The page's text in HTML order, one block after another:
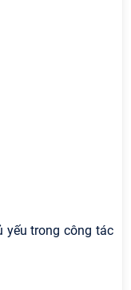
yếu trong công tác